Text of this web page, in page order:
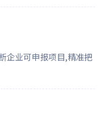
企业可申报项目,精准把